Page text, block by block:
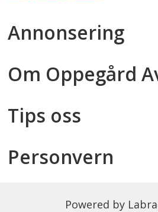
Annonsering
Om Oppegård
Tips oss
Personvern
Powered by